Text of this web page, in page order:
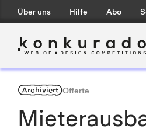
Über uns Hilfe Abo
ArchiviertOfferte